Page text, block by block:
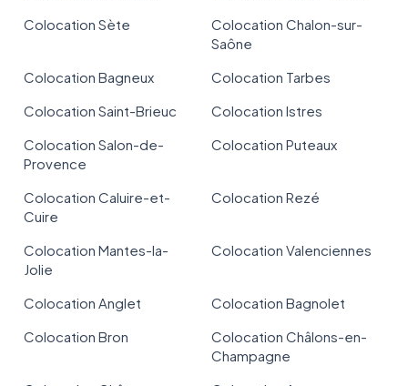
Colocation Sète
Colocation Chalon-sur-
Saône
Colocation Bagneux
Colocation Tarbes
Colocation Saint-Brieuc
Colocation Istres
Colocation Salon-de-
Provence
Colocation Puteaux
Colocation Caluire-et-
Cuire
Colocation Rezé
Colocation Mantes-la-
Jolie
Colocation Valenciennes
Colocation Anglet
Colocation Bagnolet
Colocation Bron
Colocation Châlons-en-
Champagne